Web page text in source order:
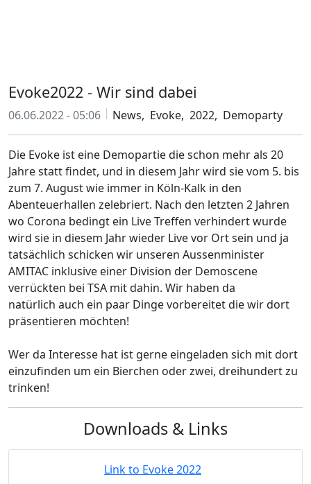
Evoke2022 - Wir sind dabei
06.06.2022 - 05:06 News, Evoke, 2022, Demoparty
Die Evoke ist eine Demopartie die schon mehr als 20
Jahre statt findet, und in diesem Jahr wird sie vom 5. bis
zum 7. August wie immer in Köln-Kalk in den
Abenteuerhallen zelebriert. Nach den letzten 2 Jahren
wo Corona bedingt ein Live Treffen verhindert wurde
wird sie in diesem Jahr wieder Live vor Ort sein und ja
tatsächlich schicken wir unseren Aussenminister
AMITAC inklusive einer Division der Demoscene
verrückten bei TSA mit dahin. Wir haben da
natürlich auch ein paar Dinge vorbereitet die wir dort
präsentieren möchten!
Wer da Interesse hat ist gerne eingeladen sich mit dort
einzufinden um ein Bierchen oder zwei, dreihundert zu
trinken!
Downloads & Links
Link to Evoke 2022